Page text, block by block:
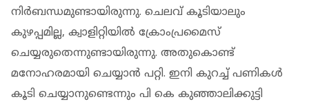
നിര്‍ബന്ധമുണ്ടായിരുന്നു. ചെലവ് കൂടിയാലും
കുഴപ്പമില്ല, ക്വാളിറ്റിയില്‍ ക്രോംപ്രമൈസ്
ചെയ്യരുതെന്നുണ്ടായിരുന്നു. അതുകൊണ്ട്
മനോഹരമായി ചെയ്യാന്‍ പറ്റി. ഇനി കുറച്ച് പണികള്‍
കൂടി ചെയ്യാനുണ്ടെന്നും പി കെ കുഞ്ഞാലിക്കുട്ടി